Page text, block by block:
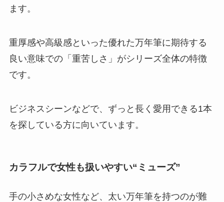
ます。
重厚感や高級感といった優れた万年筆に期待する
良い意味での「重苦しさ」がシリーズ全体の特徴
です。
ビジネスシーンなどで、ずっと長く愛用できる1本
を探している方に向いています。
カラフルで女性も扱いやすい“ミューズ”
手の小さめな女性など、 太い万年筆を持つのが難